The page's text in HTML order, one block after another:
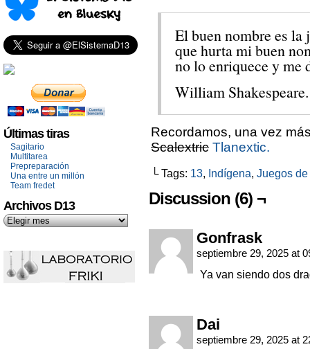
Últimas tiras
Sagitario
Multitarea
Prepreparación
Una entre un millón
Team fredet
Archivos D13
El buen nombre es la
que hurta mi buen
no lo enriquece y me
William Shakespeare.
Recordamos, una vez
Scalextric Tlanextic.
└ Tags: 13, Indígena, Juegos de
Discussion (6) ¬
Gonfrask
septiembre 29, 2025 at
Ya van siendo dos
Dai
septiembre 29, 2025 at